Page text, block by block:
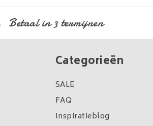
Betaal in 3 termijnen
Categorieën
SALE
FAQ
Inspiratieblog